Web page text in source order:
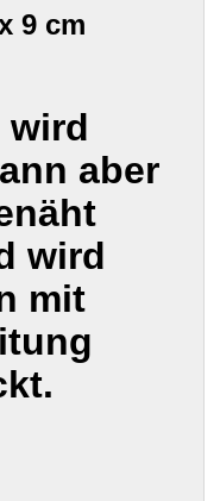
9 cm
wird
aber
wird
mit